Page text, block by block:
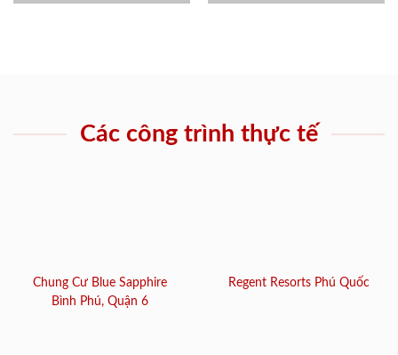
Các công trình thực tế
Chung Cư Blue Sapphire
Bình Phú, Quận 6
Regent Resorts Phú Quốc